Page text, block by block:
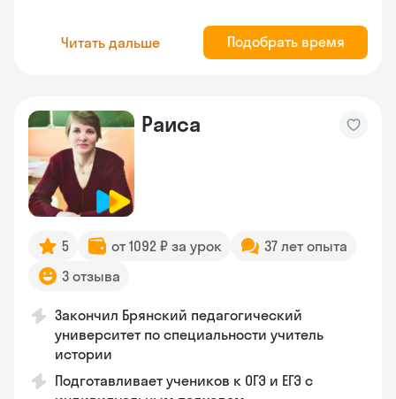
Читать дальше Подобрать время
Раиса
5 от 1092 ₽ за урок
37 лет опыта
3 отзыва
Закончил Брянский педагогический
университет по специальности учитель
истории
Подготавливает учеников к ОГЭ и ЕГЭ с